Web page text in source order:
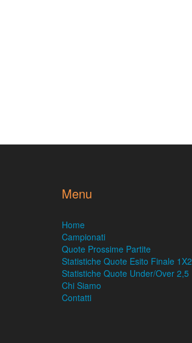
Menu
Home
Campionati
Quote Prossime Partite
Statistiche Quote Esito Finale 1X2
Statistiche Quote Under/Over 2,5
Chi Siamo
Contatti